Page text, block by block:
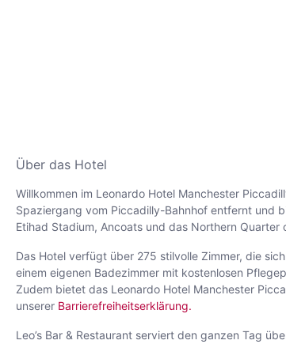
Über das Hotel
Willkommen im Leonardo Hotel Manchester
Spaziergang vom Piccadilly-Bahnhof entfernt und
Etihad Stadium, Ancoats und das Northern
Das Hotel verfügt über 275 stilvolle Zimmer, die
einem eigenen Badezimmer mit kostenlosen
Zudem bietet das Leonardo Hotel Manchester
unserer Barrierefreiheitserklärung.
Leo’s Bar & Restaurant serviert den ganzen Tag